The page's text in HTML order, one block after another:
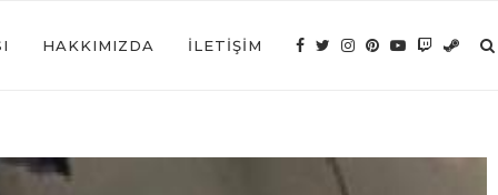
HAKKIMIZDA İLETIŞIM